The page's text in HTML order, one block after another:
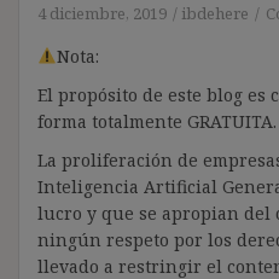
4 diciembre, 2019 ibdehere
Nota:
El propósito de este blog es
forma totalmente GRATUITA.
La proliferación de
Inteligencia Artificial
lucro y que se apropian del
ningún respeto por los
llevado a restringir el